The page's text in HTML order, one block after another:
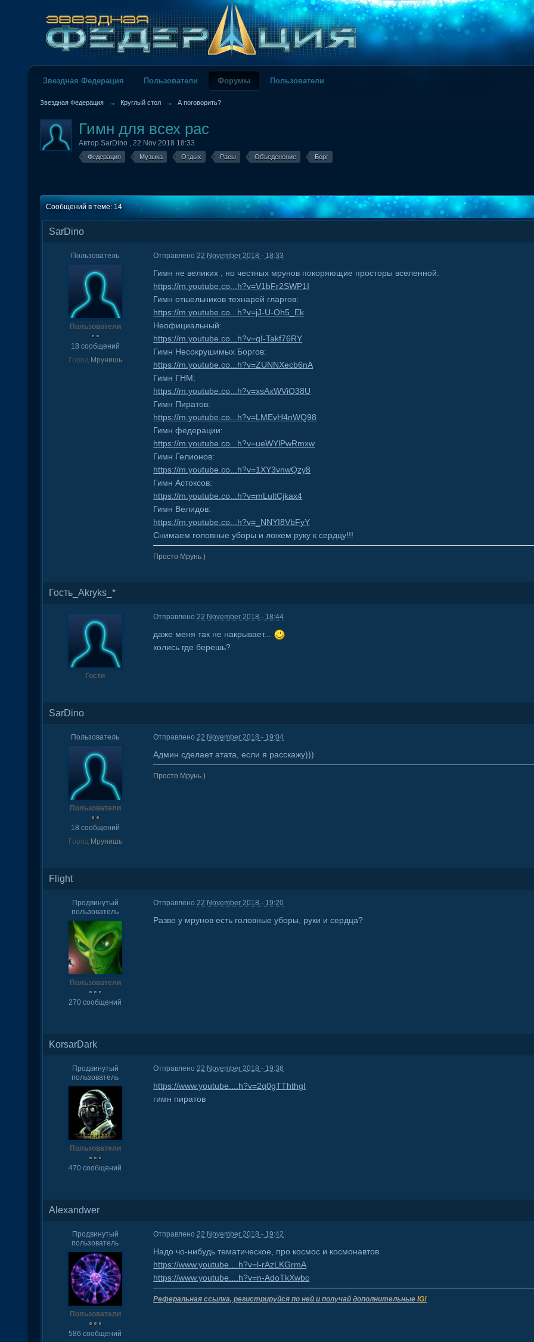
Звездная Федерация Пользователи Форумы Пользователи
Звездная Федерация → Круглый стол → А поговорить?
Гимн для всех рас
АвторSarDino ,22 Nov 2018 18:33
Федерация Музыка Отдых Расы Объеденение Борг
Сообщений в теме: 14
SarDino
Пользователь
Пользователи
18 сообщений
Город Мрунишь
Отправлено22 November 2018 - 18:33
Гимн не великих , но честных мрунов покоряющие просторы вселенной:
https://m.youtube.co...h?v=V1bFr2SWP1I
Гимн отшельников технарей гларгов:
https://m.youtube.co...h?v=jJ-U-Oh5_Ek
Неофициальный:
https://m.youtube.co...h?v=qI-Takf76RY
Гимн Несокрушимых Боргов:
https://m.youtube.co...h?v=ZUNNXecb6nA
Гимн ГНМ:
https://m.youtube.co...h?v=xsAxWViO38U
Гимн Пиратов:
https://m.youtube.co...h?v=LMEvH4nWQ98
Гимн федерации:
https://m.youtube.co...h?v=ueWYlPwRmxw
Гимн Гелионов:
https://m.youtube.co...h?v=1XY3vnwQzy8
Гимн Астоксов:
https://m.youtube.co...h?v=mLultCjkax4
Гимн Велидов:
https://m.youtube.co...h?v=_NNYI8VbFyY
Снимаем головные уборы и ложем руку к сердцу!!!
Просто Мрунь )
Гость_Akryks_*
Гости
Отправлено22 November 2018 - 18:44
даже меня так не накрывает...
колись где берешь?
SarDino
Пользователь
Пользователи
18 сообщений
Город Мрунишь
Отправлено22 November 2018 - 19:04
Админ сделает атата, если я расскажу)))
Просто Мрунь )
Flight
Продвинутый
пользователь
Пользователи
270 сообщений
Отправлено22 November 2018 - 19:20
Разве у мрунов есть головные уборы, руки и сердца?
KorsarDark
Продвинутый
пользователь
Пользователи
470 сообщений
Отправлено22 November 2018 - 19:36
https://www.youtube....h?v=2q0gTThthgI
гимн пиратов
Alexandwer
Продвинутый
пользователь
Пользователи
586 сообщений
Отправлено22 November 2018 - 19:42
Надо чо-нибудь тематическое, про космос и космонавтов.
https://www.youtube....h?v=l-rAzLKGrmA
https://www.youtube....h?v=n-AdoTkXwbc
Реферальная ссылка, регистрируйся по ней и получай дополнительныеIG!